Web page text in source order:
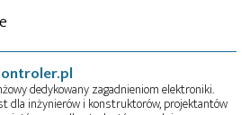
dedykowany zagadnieniom elektroniki.
dla inżynierów i konstruktorów, projektantów